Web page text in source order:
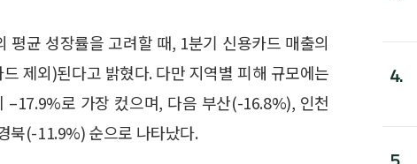
균 성장률을 고려할 때, 1분기 신용카드 매출의
제외)된다고 밝혔다. 다만 지역별 피해 규모에는
로 가장 컸으며, 다음 부산(-16.8%), 인천
(-11.9%) 순으로 나타났다.
4.